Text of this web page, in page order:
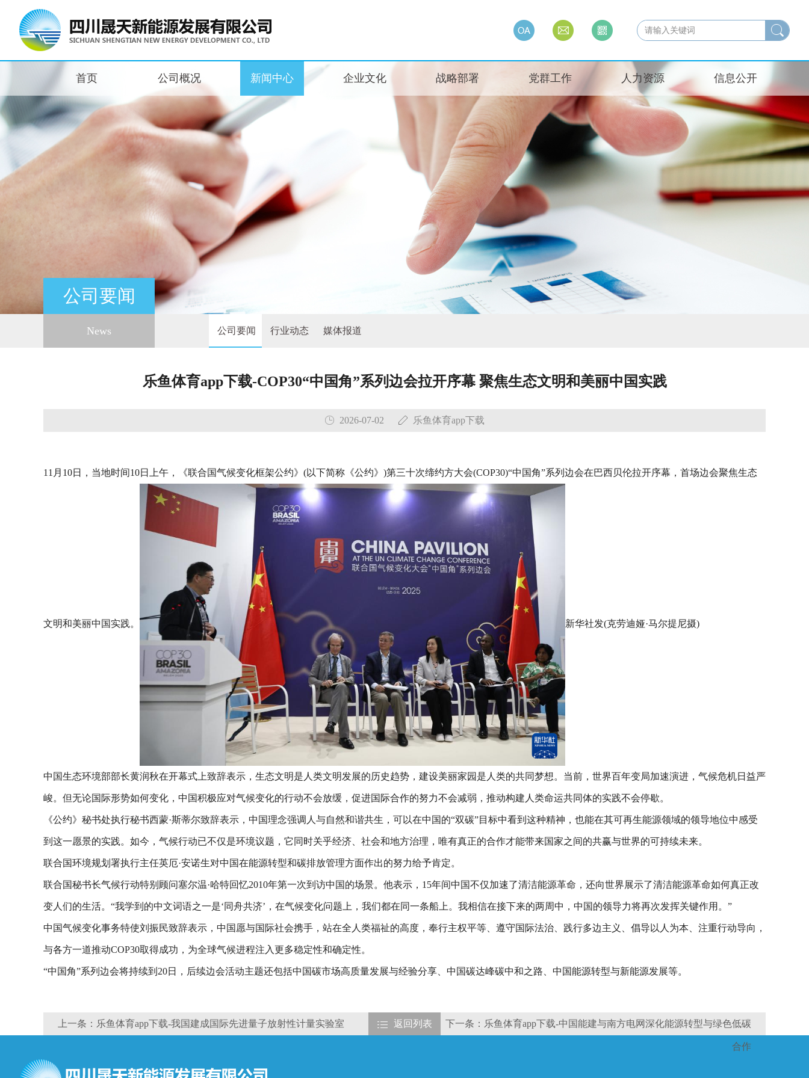
首页 公司概况 新闻中心 企业文化 战略部署 党群工作 人力资源 信息公开
公司要闻
News 公司要闻 行业动态 媒体报道
乐鱼体育app下载-COP30“中国角”系列边会拉开序幕 聚焦生态文明和美丽中国实践
2026-07-02 乐鱼体育app下载
11月10日，当地时间10日上午，《联合国气候变化框架公约》(以下简称《公约》)第三十次缔约方大会(COP30)“中国角”系列边会在巴西贝伦拉开序幕，首场边会聚焦生态
文明和美丽中国实践。 新华社发(克劳迪娅·马尔提尼摄)
中国生态环境部部长黄润秋在开幕式上致辞表示，生态文明是人类文明发展的历史趋势，建设美丽家园是人类的共同梦想。当前，世界百年变局加速演进，气候危机日益严
峻。但无论国际形势如何变化，中国积极应对气候变化的行动不会放缓，促进国际合作的努力不会减弱，推动构建人类命运共同体的实践不会停歇。
《公约》秘书处执行秘书西蒙·斯蒂尔致辞表示，中国理念强调人与自然和谐共生，可以在中国的“双碳”目标中看到这种精神，也能在其可再生能源领域的领导地位中感受
到这一愿景的实践。如今，气候行动已不仅是环境议题，它同时关乎经济、社会和地方治理，唯有真正的合作才能带来国家之间的共赢与世界的可持续未来。
联合国环境规划署执行主任英厄·安诺生对中国在能源转型和碳排放管理方面作出的努力给予肯定。
联合国秘书长气候行动特别顾问塞尔温·哈特回忆2010年第一次到访中国的场景。他表示，15年间中国不仅加速了清洁能源革命，还向世界展示了清洁能源革命如何真正改
变人们的生活。“我学到的中文词语之一是‘同舟共济’，在气候变化问题上，我们都在同一条船上。我相信在接下来的两周中，中国的领导力将再次发挥关键作用。”
中国气候变化事务特使刘振民致辞表示，中国愿与国际社会携手，站在全人类福祉的高度，奉行主权平等、遵守国际法治、践行多边主义、倡导以人为本、注重行动导向，
与各方一道推动COP30取得成功，为全球气候进程注入更多稳定性和确定性。
“中国角”系列边会将持续到20日，后续边会活动主题还包括中国碳市场高质量发展与经验分享、中国碳达峰碳中和之路、中国能源转型与新能源发展等。
上一条：乐鱼体育app下载-我国建成国际先进量子放射性计量实验室 返回列表 下一条：乐鱼体育app下载-中国能建与南方电网深化能源转型与绿色低碳
合作